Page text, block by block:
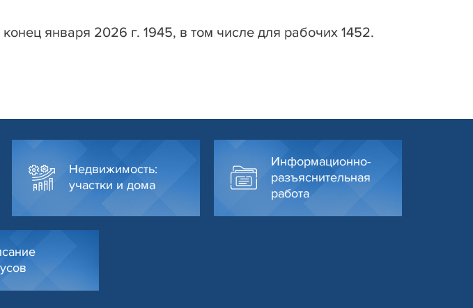
января 2026 г. 1945, в том числе для рабочих 1452.
Недвижимость:
участки и дома
Информационно-
разъяснительная
работа